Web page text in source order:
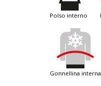
polso interno
gonnellina interna